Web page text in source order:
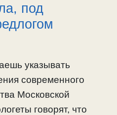
под
указывать
современного
Московской
говорят, что